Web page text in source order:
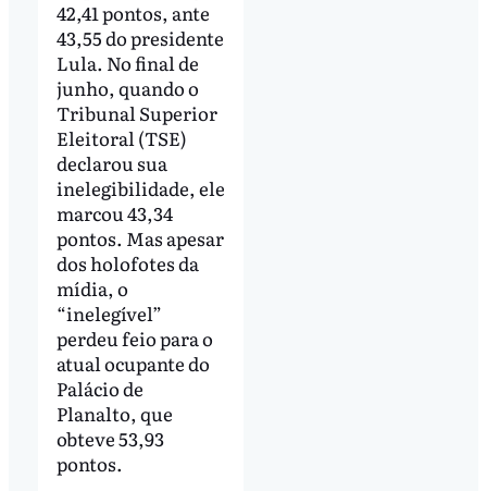
42,41 pontos, ante
43,55 do presidente
Lula. No final de
junho, quando o
Tribunal Superior
Eleitoral (TSE)
declarou sua
inelegibilidade, ele
marcou 43,34
pontos. Mas apesar
dos holofotes da
mídia, o
“inelegível”
perdeu feio para o
atual ocupante do
Palácio de
Planalto, que
obteve 53,93
pontos.